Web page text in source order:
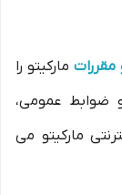
مقررات مارکیتو را
ضوابط عمومی،
مارکیتو می